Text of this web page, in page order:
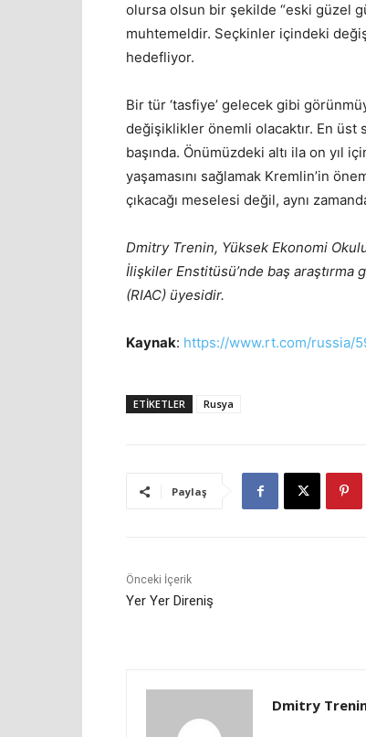
olursa olsun bir şekilde “eski güzel
muhtemeldir. Seçkinler içindeki
hedefliyor.
Bir tür ‘tasfiye’ gelecek gibi
değişiklikler önemli olacaktır. En üst
başında. Önümüzdeki altı ila on yıl
yaşamasını sağlamak Kremlin’in
çıkacağı meselesi değil, aynı
Dmitry Trenin, Yüksek Ekonomi
İlişkiler Enstitüsü’nde baş araştırma
(RIAC) üyesidir.
Kaynak: https://www.rt.com/russia/
ETIKETLER Rusya
Paylaş
Önceki İçerik
Yer Yer Direniş
Dmitry